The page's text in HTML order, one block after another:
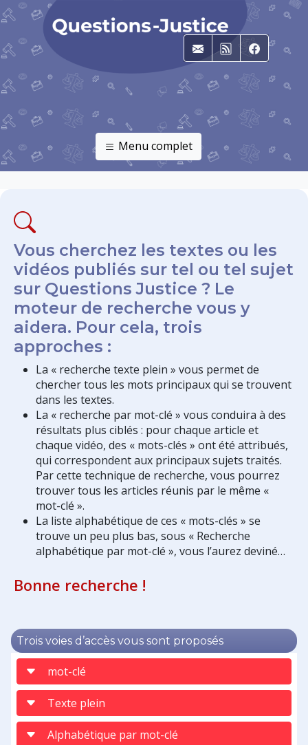
E-mailRSS
Menu complet
Vous cherchez les textes ou les
vidéos publiés sur tel ou tel sujet
sur Questions Justice ? Le
moteur de recherche vous y
aidera. Pour cela, trois
approches :
La « recherche texte plein » vous permet de
chercher tous les mots principaux qui se trouvent
dans les textes.
La « recherche par mot-clé » vous conduira à des
résultats plus ciblés : pour chaque article et
chaque vidéo, des « mots-clés » ont été attribués,
qui correspondent aux principaux sujets traités.
Par cette technique de recherche, vous pourrez
trouver tous les articles réunis par le même «
mot-clé ».
La liste alphabétique de ces « mots-clés » se
trouve un peu plus bas, sous « Recherche
alphabétique par mot-clé », vous l’aurez deviné…
Bonne recherche !
Trois voies d’accès vous sont proposés
mot-clé
Texte plein
Alphabétique par mot-clé